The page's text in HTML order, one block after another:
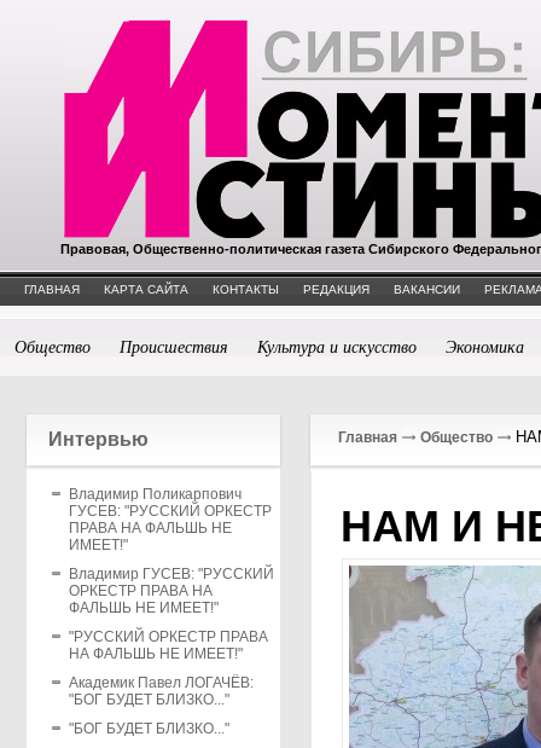
Правовая, Общественно-политическая газета Сибирского
ГЛАВНАЯ КАРТА САЙТА КОНТАКТЫ РЕДАКЦИЯ ВАКАНСИИ
Общество Происшествия Культура и искусство Экономика
Интервью
Владимир Поликарпович
ГУСЕВ: "РУССКИЙ ОРКЕСТР
ПРАВА НА ФАЛЬШЬ НЕ
ИМЕЕТ!"
Владимир ГУСЕВ: "РУССКИЙ
ОРКЕСТР ПРАВА НА
ФАЛЬШЬ НЕ ИМЕЕТ!"
"РУССКИЙ ОРКЕСТР ПРАВА
НА ФАЛЬШЬ НЕ ИМЕЕТ!"
Академик Павел ЛОГАЧЁВ:
"БОГ БУДЕТ БЛИЗКО..."
"БОГ БУДЕТ БЛИЗКО..."
Главная Общество
НАМ И